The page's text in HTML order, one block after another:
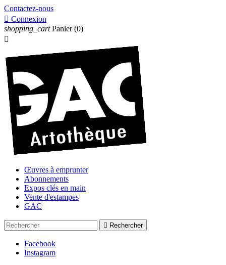
Contactez-nous
 Connexion
shopping_cart Panier (0)

Œuvres à emprunter
Abonnements
Expos clés en main
Vente d'estampes
GAC
 Rechercher
Facebook
Instagram